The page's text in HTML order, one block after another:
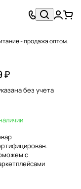
- продажа оптом.
₽
без учета
с